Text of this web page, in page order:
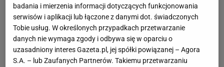
badania i mierzenia informacji dotyczących funkcjonowania
serwisów i aplikacji lub łączone z danymi dot. świadczonych
Tobie usług. W określonych przypadkach przetwarzanie
danych nie wymaga zgody i odbywa się w oparciu o
uzasadniony interes Gazeta.pl, jej spółki powiązanej – Agora
S.A. – lub Zaufanych Partnerów. Takiemu przetwarzaniu